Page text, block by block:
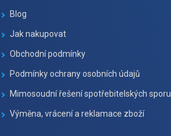
Blog
Jak nakupovat
Obchodní podmínky
Podmínky ochrany osobních údajů
Mimosoudní řešení spotřebitelských sporu
Výměna, vrácení a reklamace zboží